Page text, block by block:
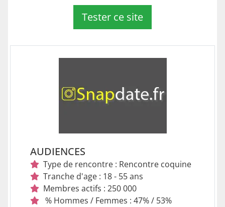
Tester ce site
AUDIENCES
Type de rencontre : Rencontre coquine
Tranche d'age : 18 - 55 ans
Membres actifs : 250 000
% Hommes / Femmes : 47% / 53%